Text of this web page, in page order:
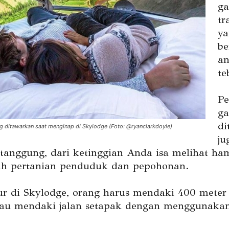
ditawarkan saat menginap di Skylodge (Foto: @ryanclarkdoyle)
dari ketinggian Anda isa melihat
pertanian penduduk dan pepohonan.
di Skylodge, orang harus mendaki 400
mendaki jalan setapak dengan